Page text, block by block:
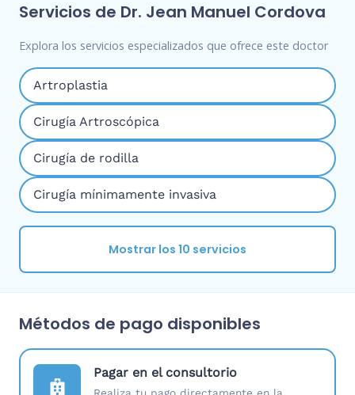
Servicios de Dr. Jean Manuel Cordova
Explora los servicios especializados que ofrece este doctor
Artroplastia
Cirugía Artroscópica
Cirugía de rodilla
Cirugía mínimamente invasiva
Mostrar los 10 servicios
Métodos de pago disponibles
Pagar en el consultorio
Realiza tu pago directamente en la